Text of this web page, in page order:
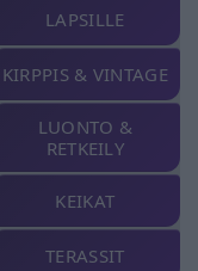
LAPSILLE
KIRPPIS & VINTAGE
LUONTO &
RETKEILY
KEIKAT
TERASSIT